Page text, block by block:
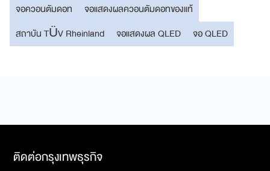
จอควอนตัมดอท
จอแสดงผลควอนตัมดอทของแท้
สถาบัน TÜV Rheinland
จอแสดงผล QLED จอ QLED
ติดต่อกรุงเทพธุรกิจ